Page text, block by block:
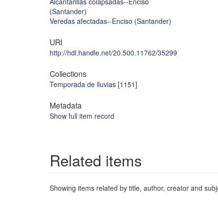
(Santander)
Veredas afectadas--Enciso (Santander)
URI
http://hdl.handle.net/20.500.11762/35299
Collections
Temporada de lluvias [1151]
Metadata
Show full item record
Related items
Showing items related by title, author, creator and